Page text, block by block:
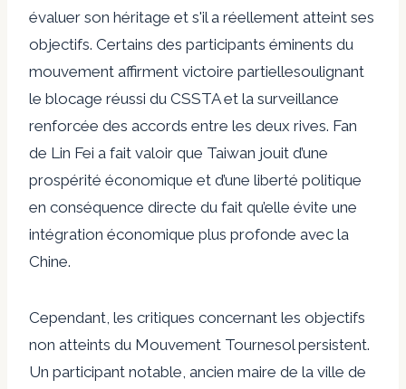
évaluer son héritage et s'il a réellement atteint ses
objectifs. Certains des participants éminents du
mouvement affirment victoire partiellesoulignant
le blocage réussi du CSSTA et la surveillance
renforcée des accords entre les deux rives. Fan
de Lin Fei a fait valoir que Taiwan jouit d’une
prospérité économique et d’une liberté politique
en conséquence directe du fait qu’elle évite une
intégration économique plus profonde avec la
Chine.
Cependant, les critiques concernant les objectifs
non atteints du Mouvement Tournesol persistent.
Un participant notable, ancien maire de la ville de